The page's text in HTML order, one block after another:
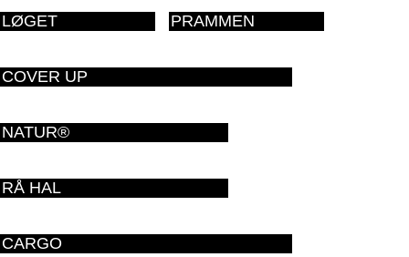
LØGET PRAMMEN
COVER UP
NATUR®
RÅ HAL
CARGO